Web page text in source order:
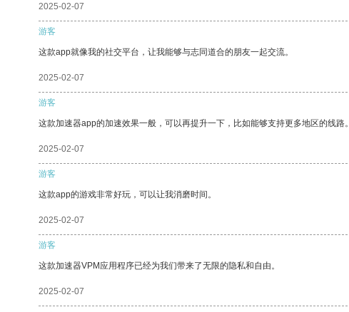
2025-02-07
游客
这款app就像我的社交平台，让我能够与志同道合的朋友一起交流。
2025-02-07
游客
这款加速器app的加速效果一般，可以再提升一下，比如能够支持更多地区的线路。
2025-02-07
游客
这款app的游戏非常好玩，可以让我消磨时间。
2025-02-07
游客
这款加速器VPM应用程序已经为我们带来了无限的隐私和自由。
2025-02-07